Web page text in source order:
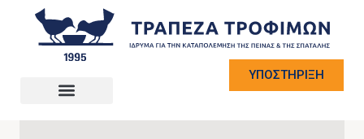
ΥΠΟΣΤΗΡΙΞΗ